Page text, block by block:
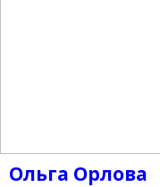
Ольга Орлова